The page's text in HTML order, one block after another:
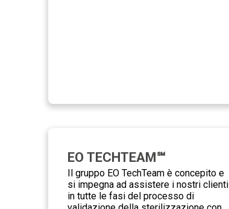
EO TECHTEAM℠
Il gruppo EO TechTeam è concepito e
si impegna ad assistere i nostri clienti
in tutte le fasi del processo di